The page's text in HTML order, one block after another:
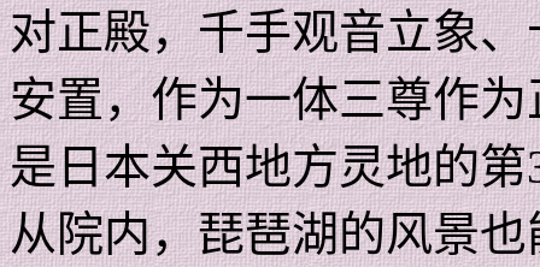
对正殿，千手观音立象
安置，作为一体三尊作为
是日本关西地方灵地的第
从院内，琵琶湖的风景